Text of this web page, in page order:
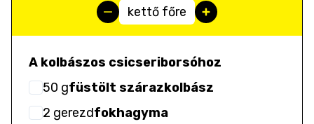
kettő főre
A kolbászos csicseriborsóhoz
50 gfüstölt szárazkolbász
2 gerezdfokhagyma